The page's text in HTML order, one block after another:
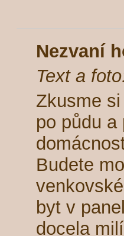
Nezvaní
Text a
Zkusme
po půdu
Budete
byt v
docela